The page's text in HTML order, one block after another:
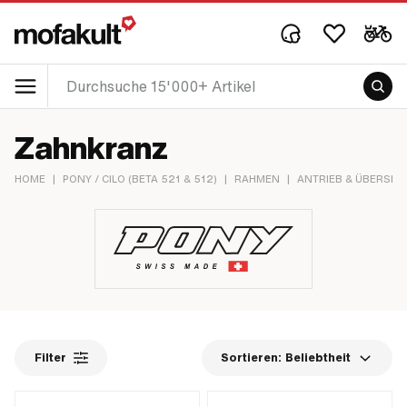
Zahnkranz
HOME | PONY / CILO (BETA 521 & 512) | RAHMEN | ANTRIEB &
Filter Sortieren: Beliebtheit